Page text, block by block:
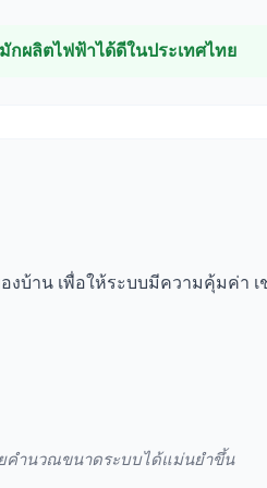
ผลิตไฟฟ้าได้ดีในประเทศไทย
งบ้าน เพื่อให้ระบบมีความคุ้มค่า เ
ยคำนวณขนาดระบบได้แม่นยำขึ้น